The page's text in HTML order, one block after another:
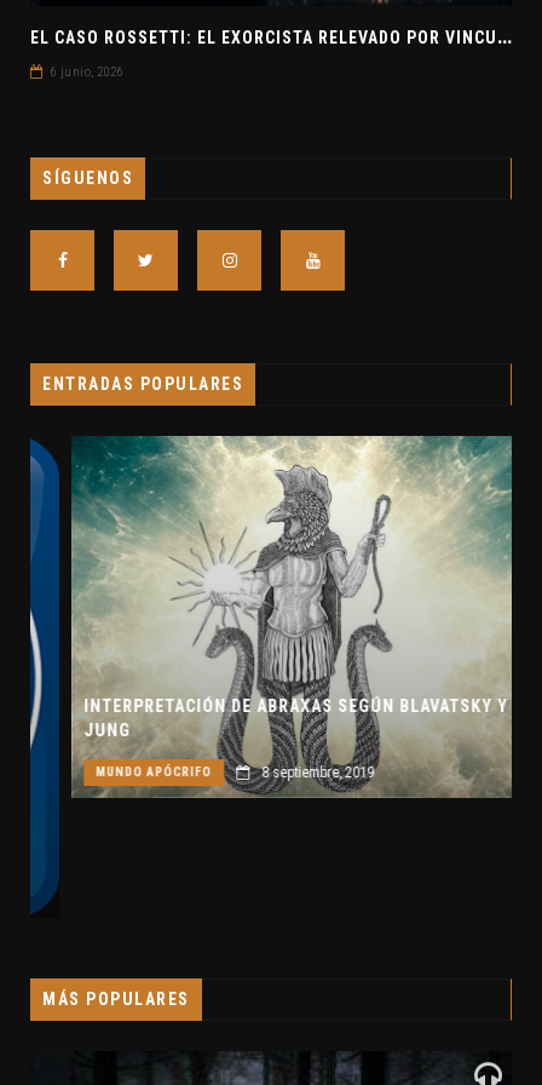
E
L CASO ROSSETTI: EL EXORCISTA RELEVADO POR VINCULAR OVNIS Y DEMONIOS
6 junio, 2026
SÍGUENOS
ENTRADAS POPULARES
INTERPRETACIÓN DE ABRAXAS SEGÚN BLAVATSKY Y
JUNG
MUNDO APÓCRIFO 8 septiembre, 2019
MÁS POPULARES